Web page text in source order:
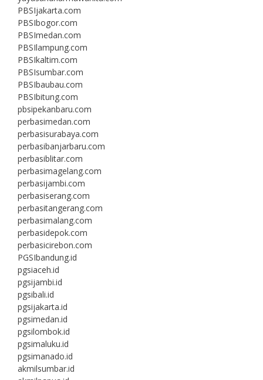
PBSIjakarta.com
PBSIbogor.com
PBSImedan.com
PBSIlampung.com
PBSIkaltim.com
PBSIsumbar.com
PBSIbaubau.com
PBSIbitung.com
pbsipekanbaru.com
perbasimedan.com
perbasisurabaya.com
perbasibanjarbaru.com
perbasiblitar.com
perbasimagelang.com
perbasijambi.com
perbasiserang.com
perbasitangerang.com
perbasimalang.com
perbasidepok.com
perbasicirebon.com
PGSIbandung.id
pgsiaceh.id
pgsijambi.id
pgsibali.id
pgsijakarta.id
pgsimedan.id
pgsilombok.id
pgsimaluku.id
pgsimanado.id
akmilsumbar.id